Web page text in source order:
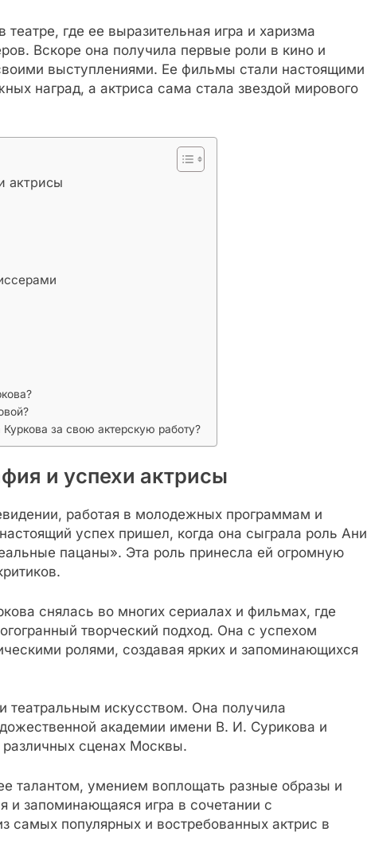
где ее выразительная игра и харизма
Вскоре она получила первые роли в кино и
выступлениями. Ее фильмы стали настоящими
наград, а актриса сама стала звездой мирового
актрисы
за свою актерскую работу?
и успехи актрисы
работая в молодежных программам и
успех пришел, когда она сыграла роль Ани
пацаны». Эта роль принесла ей огромную
снялась во многих сериалах и фильмах, где
творческий подход. Она с успехом
ролями, создавая ярких и запоминающихся
театральным искусством. Она получила
академии имени В. И. Сурикова и
различных сценах Москвы.
талантом, умением воплощать разные образы и
и запоминающаяся игра в сочетании с
самых популярных и востребованных актрис в